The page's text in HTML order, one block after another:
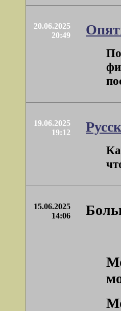
20.06.2025
20:49
19.06.2025
19:12
15.06.2025
14:06